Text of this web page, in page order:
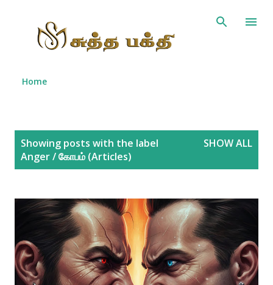
Home
Showing posts with the label
Anger / கோபம் (Articles)
SHOW ALL